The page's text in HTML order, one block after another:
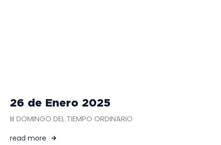
26 de Enero 2025
III DOMINGO DEL TIEMPO ORDINARIO
read more